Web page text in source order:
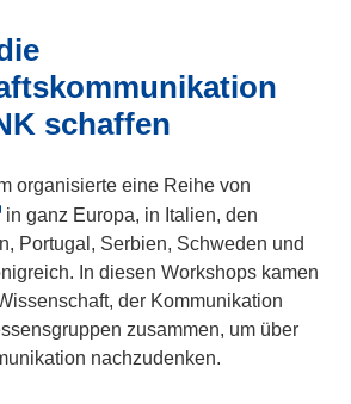
e
n
t
e
r
)
schaffen
organisierte eine Reihe von
in ganz Europa, in Italien, den
Portugal, Serbien, Schweden und
In diesen Workshops kamen
der Kommunikation
zusammen, um über
nachzudenken.